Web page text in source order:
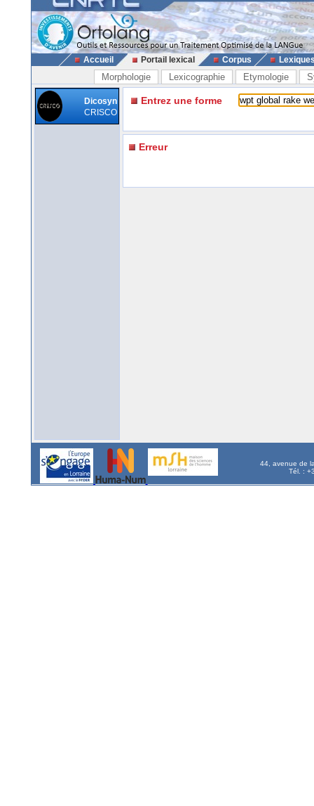
Accueil Portail lexical Corpus
Morphologie Lexicographie Etymologie
Dicosyn
CRISCO
Entrez une forme
Erreur
44, avenue de
Tél. :